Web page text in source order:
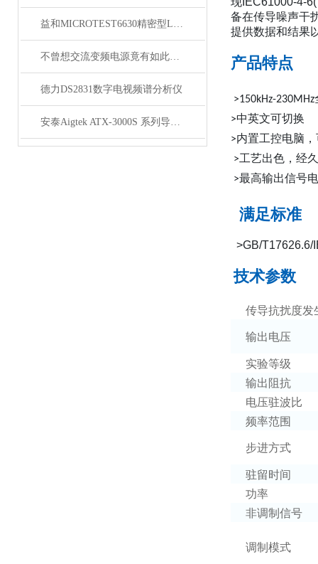
益和MICROTEST6630精密型LCR测试仪
不曾想交流变频电源竟有如此多的性能
德力DS2831数字电视频谱分析仪
安泰Aigtek ATX-3000S 系列导通线束测试仪
备在传导噪声干
提供数据和结果
产品特点
>150kHz-230MHz
>中英文可切换
>内置工控电脑
>工艺出色，经
>最高输出信号
满足标准
>GB/T17626.6/
技术参数
传导抗扰度发
输出电压
实验等级
输出阻抗
电压驻波比
频率范围
步进方式
驻留时间
功率
非调制信号
调制模式